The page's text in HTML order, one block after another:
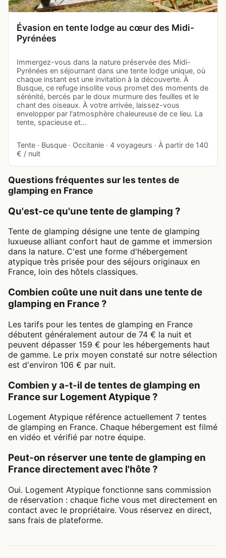
Évasion en tente lodge au cœur des Midi-
Pyrénées
Immergez-vous dans la nature préservée des Midi-
Pyrénées en séjournant dans une tente lodge unique, où
chaque instant est une invitation à la découverte. À
Busque, ce refuge insolite vous promet des moments de
sérénité, bercés par le doux murmure des feuilles et le
chant des oiseaux. À votre arrivée, laissez-vous
envelopper par l'atmosphère chaleureuse de ce lieu. La
tente, spacieuse et…
Tente · Busque · Occitanie · 4 voyageurs · À partir de 140
€ / nuit
Questions fréquentes sur les tentes de
glamping en France
Qu'est-ce qu'une tente de glamping ?
Tente de glamping désigne une tente de glamping
luxueuse alliant confort haut de gamme et immersion
dans la nature. C'est une forme d'hébergement
atypique très prisée pour des séjours originaux en
France, loin des hôtels classiques.
Combien coûte une nuit dans une tente de
glamping en France ?
Les tarifs pour les tentes de glamping en France
débutent généralement autour de 74 € la nuit et
peuvent dépasser 159 € pour les hébergements haut
de gamme. Le prix moyen constaté sur notre sélection
est d'environ 106 € par nuit.
Combien y a-t-il de tentes de glamping en
France sur Logement Atypique ?
Logement Atypique référence actuellement 7 tentes
de glamping en France. Chaque hébergement est filmé
en vidéo et vérifié par notre équipe.
Peut-on réserver une tente de glamping en
France directement avec l'hôte ?
Oui. Logement Atypique fonctionne sans commission
de réservation : chaque fiche vous met directement en
contact avec le propriétaire. Vous réservez en direct,
sans frais de plateforme.